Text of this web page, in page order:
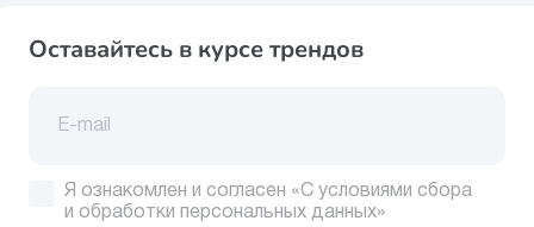
Оставайтесь в курсе трендов
Я ознакомлен и согласен «С условиями сбора
и обработки персональных данных»